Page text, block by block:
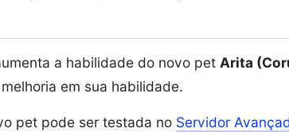
a habilidade do novo pet Arita
em sua habilidade.
pet pode ser testada no Servidor